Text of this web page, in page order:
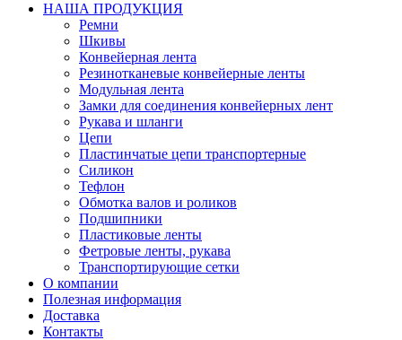
НАША ПРОДУКЦИЯ
Ремни
Шкивы
Конвейерная лента
Резинотканевые конвейерные ленты
Модульная лента
Замки для соединения конвейерных лент
Рукава и шланги
Цепи
Пластинчатые цепи транспортерные
Силикон
Тефлон
Обмотка валов и роликов
Подшипники
Пластиковые ленты
Фетровые ленты, рукава
Транспортирующие сетки
О компании
Полезная информация
Доставка
Контакты